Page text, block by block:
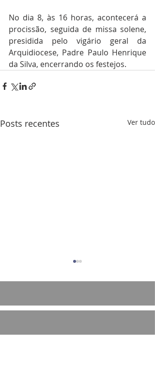
No dia 8, às 16 horas, acontecerá a
procissão, seguida de missa solene,
presidida pelo vigário geral da
Arquidiocese, Padre Paulo Henrique
da Silva, encerrando os festejos.
Posts recentes Ver tudo